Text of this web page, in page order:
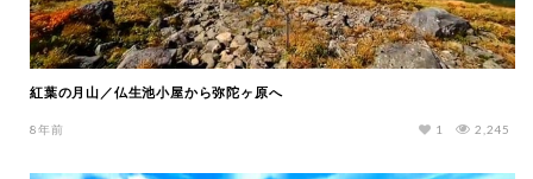
紅葉の月山／仏生池小屋から弥陀ヶ原へ
8年前 2,245
1